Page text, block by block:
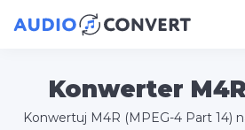
Konwerter
Konwertuj M4R (MPEG-4 Part 14)